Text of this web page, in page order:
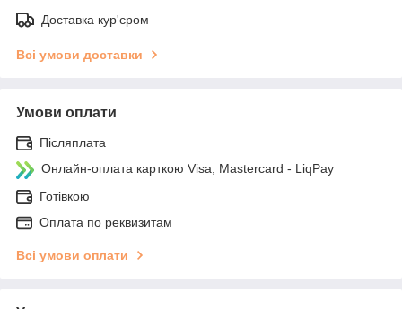
Доставка кур'єром
Всі умови доставки
Умови оплати
Післяплата
Онлайн-оплата карткою Visa, Mastercard - LiqPay
Готівкою
Оплата по реквизитам
Всі умови оплати